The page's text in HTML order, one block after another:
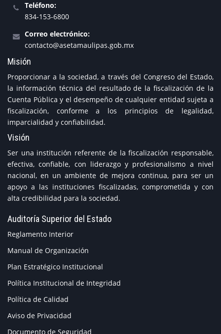
Teléfono:
834-153-6800
Correo electrónico:
contacto@asetamaulipas.gob.mx
Misión
Proporcionar a la sociedad, a través del Congreso del Estado,
la información técnica del resultado de la fiscalización de la
Cuenta Pública y el desempeño de cualquier entidad sujeta a
fiscalización, conforme a los principios de legalidad,
imparcialidad y confiabilidad.
Visión
Ser una institución referente de la fiscalización responsable,
efectiva, confiable, con liderazgo y profesionalismo a nivel
nacional, en un ambiente de mejora continua, para ser un
apoyo a las instituciones fiscalizadas, comprometida y con
alta credibilidad para la sociedad.
Auditoría Superior del Estado
Reglamento Interior
Manual de Organización
Plan Estratégico Institucional
Política Institucional de Integridad
Política de Calidad
Aviso de Privacidad
Documento de Seguridad